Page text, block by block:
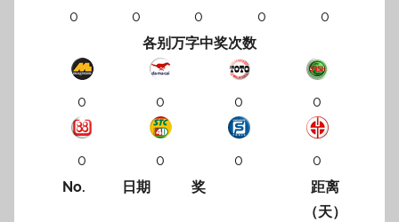
0
0 0 0
0
各别万字中奖次数
0 0 0 0
0 0 0
0
No.
日期 奖
距离
（天）